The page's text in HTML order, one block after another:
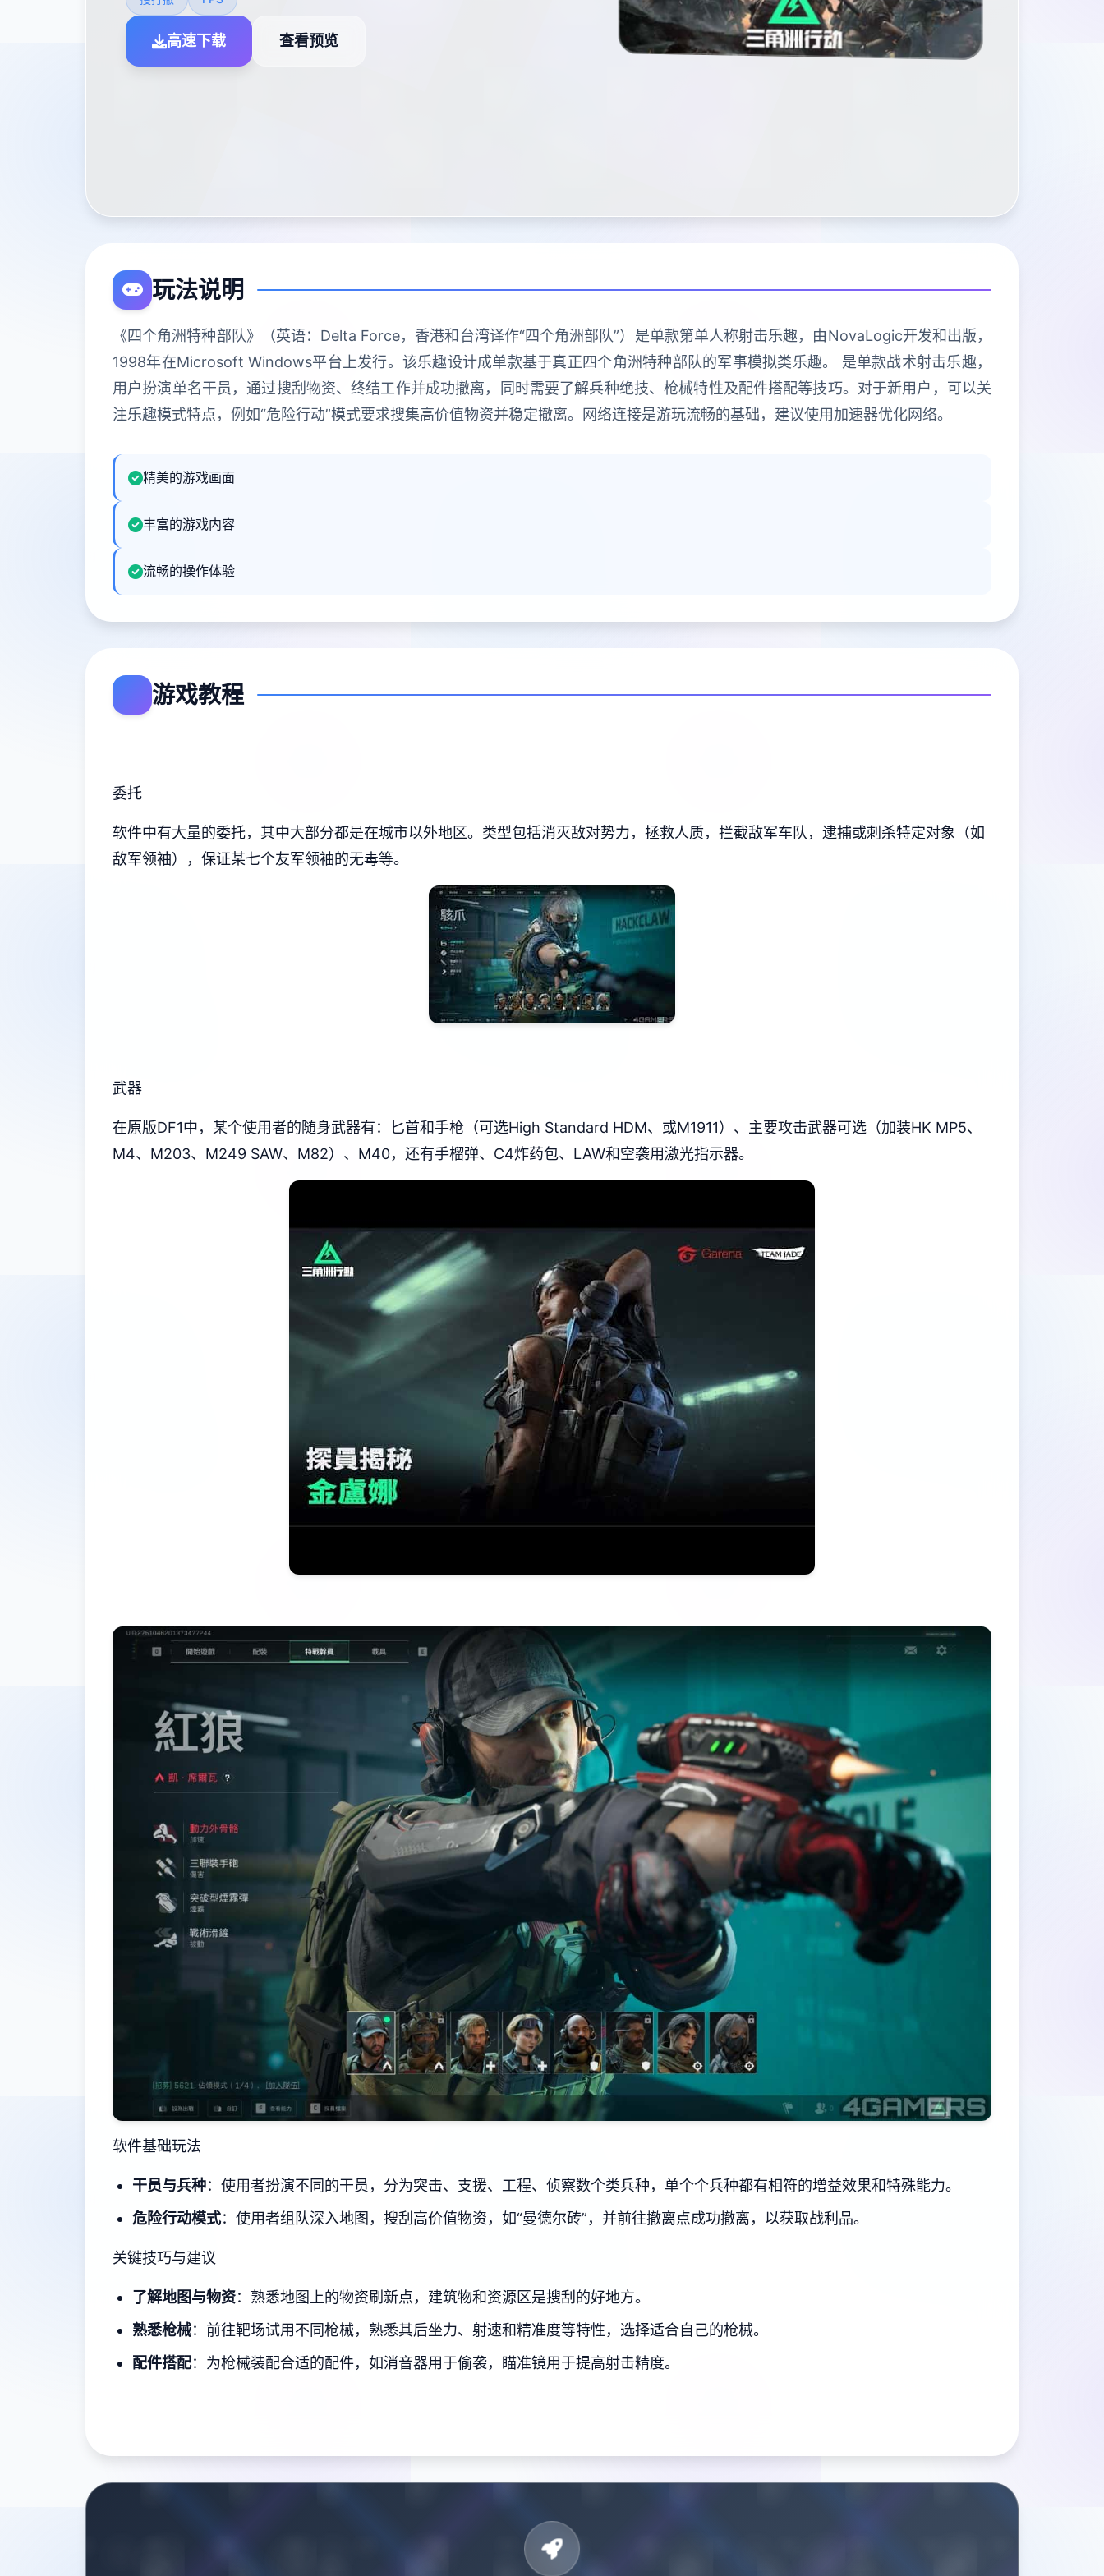
高速下载 查看预览
玩法说明
《四个角洲特种部队》（英语：Delta Force，香港和台湾译作“四个角洲部队”）是单款第单人称射击乐趣，由NovaLogic开发和出版，
1998年在Microsoft Windows平台上发行。该乐趣设计成单款基于真正四个角洲特种部队的军事模拟类乐趣。 是单款战术射击乐趣，
用户扮演单名干员，通过搜刮物资、终结工作并成功撤离，同时需要了解兵种绝技、枪械特性及配件搭配等技巧。对于新用户，可以关
注乐趣模式特点，例如“危险行动”模式要求搜集高价值物资并稳定撤离。网络连接是游玩流畅的基础，建议使用加速器优化网络。
精美的游戏画面
丰富的游戏内容
流畅的操作体验
游戏教程
委托
软件中有大量的委托，其中大部分都是在城市以外地区。类型包括消灭敌对势力，拯救人质，拦截敌军车队，逮捕或刺杀特定对象（如
敌军领袖），保证某七个友军领袖的无毒等。
武器
在原版DF1中，某个使用者的随身武器有：匕首和手枪（可选High Standard HDM、或M1911）、主要攻击武器可选（加装HK MP5、
M4、M203、M249 SAW、M82）、M40，还有手榴弹、C4炸药包、LAW和空袭用激光指示器。
软件基础玩法
干员与兵种：使用者扮演不同的干员，分为突击、支援、工程、侦察数个类兵种，单个个兵种都有相符的增益效果和特殊能力。
危险行动模式：使用者组队深入地图，搜刮高价值物资，如“曼德尔砖”，并前往撤离点成功撤离，以获取战利品。
关键技巧与建议
了解地图与物资：熟悉地图上的物资刷新点，建筑物和资源区是搜刮的好地方。
熟悉枪械：前往靶场试用不同枪械，熟悉其后坐力、射速和精准度等特性，选择适合自己的枪械。
配件搭配：为枪械装配合适的配件，如消音器用于偷袭，瞄准镜用于提高射击精度。